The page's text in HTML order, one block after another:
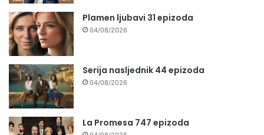
Plamen ljubavi 31 epizoda
04/08/2026
Serija nasljednik 44 epizoda
04/08/2026
La Promesa 747 epizoda